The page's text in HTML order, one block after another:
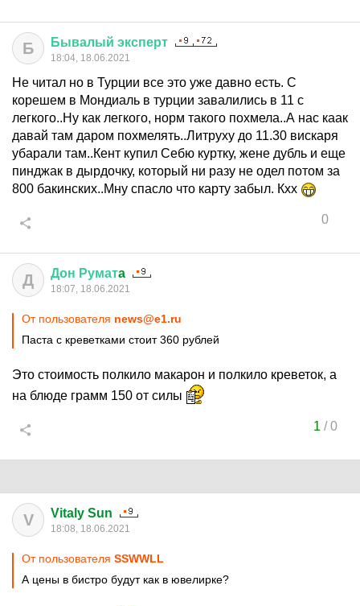
Б Бывалый эксперт
18:04, 18.06.2021
Не читал но в Турции все это уже давно есть. С
корешем в Мондиаль в турции завалились в 11 с
легкого..Ну как легкого, норм такого похмела..А нас каак
давай там даром похмелять..Литруху до 11.30 вискаря
убарали там..Кент купил Себю куртку, жене дубль и еще
пинджак в дырдочку, который ни разу не одел потом за
800 бакинских..Мну спасло что карту забыл. Кхх
0
Д Дон Руматa
18:07, 18.06.2021
От пользователя news@e1.ru
Паста с креветками стоит 360 рублей
Это стоимость полкило макарон и полкило креветок, а
на блюде грамм 150 от силы
1 /0
V Vitaly Sun
18:08, 18.06.2021
От пользователя SSWWLL
А цены в бистро будут как в ювелирке?